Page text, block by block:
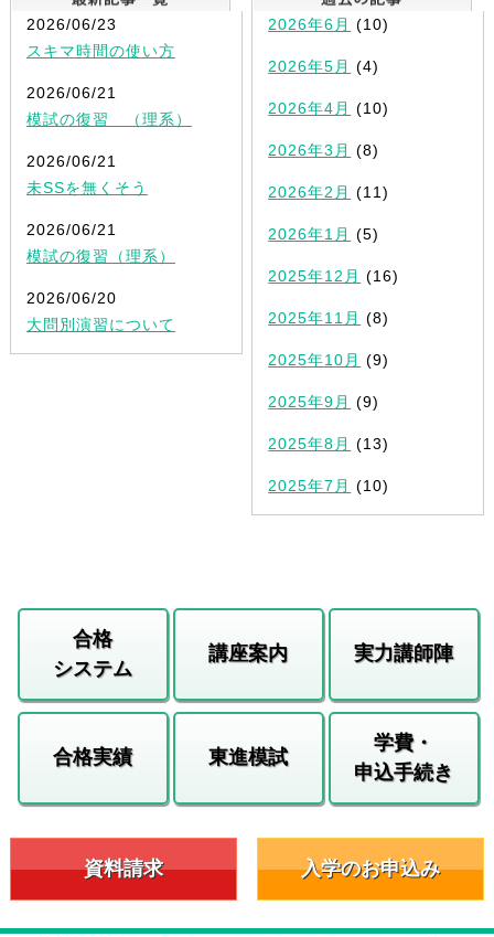
2026/06/23
スキマ時間の使い方
2026/06/21
模試の復習 （理系）
2026/06/21
未SSを無くそう
2026/06/21
模試の復習（理系）
2026/06/20
大問別演習について
2026年6月 (10)
2026年5月 (4)
2026年4月 (10)
2026年3月 (8)
2026年2月 (11)
2026年1月 (5)
2025年12月 (16)
2025年11月 (8)
2025年10月 (9)
2025年9月 (9)
2025年8月 (13)
2025年7月 (10)
合格
システム
講座案内 実力講師陣
合格実績 東進模試
学費・
申込手続き
資料請求 入学のお申込み